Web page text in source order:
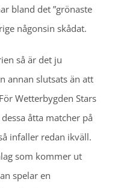
bland det ”grönaste
någonsin skådat.
så är det ju
annan slutsats än att
Wetterbygden Stars
åtta matcher på
infaller redan ikväll.
som kommer ut
spelar en